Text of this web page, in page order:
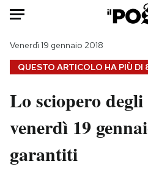
HOME
Italia
Mondo
Politica
Tecnologia
QUESTO ARTICOLO HA PIÙ DI
Venerdì 19 gennaio 2018
Lo sciopero
venerdì 19
garantiti